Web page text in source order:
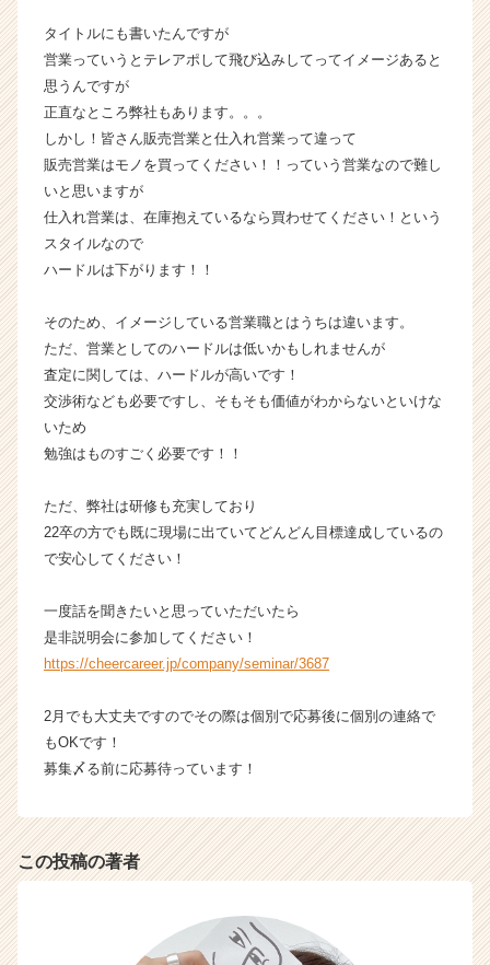
カ
ウ
が
届
就
サ
ト
ャ
リ
ア
h
e
C
a
e
e
r）
タイトルにも書いたんですが
営業っていうとテレアポして飛び込みしてってイメージあると
思うんですが
正直なところ弊社もあります。。。
しかし！皆さん販売営業と仕入れ営業って違って
販売営業はモノを買ってください！！っていう営業なので難し
いと思いますが
仕入れ営業は、在庫抱えているなら買わせてください！という
スタイルなので
ハードルは下がります！！
そのため、イメージしている営業職とはうちは違います。
ただ、営業としてのハードルは低いかもしれませんが
査定に関しては、ハードルが高いです！
交渉術なども必要ですし、そもそも価値がわからないといけな
いため
勉強はものすごく必要です！！
ただ、弊社は研修も充実しており
22卒の方でも既に現場に出ていてどんどん目標達成しているの
で安心してください！
一度話を聞きたいと思っていただいたら
是非説明会に参加してください！
https://cheercareer.jp/company/seminar/3687
2月でも大丈夫ですのでその際は個別で応募後に個別の連絡で
もOKです！
募集〆る前に応募待っています！
この投稿の著者